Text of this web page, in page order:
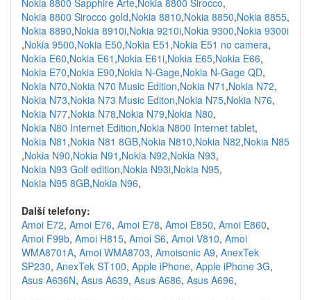
Nokia 8800 Sapphire Arte,Nokia 8800 Sirocco,
Nokia 8800 Sirocco gold,Nokia 8810,Nokia 8850,Nokia 8855,
Nokia 8890,Nokia 8910i,Nokia 9210i,Nokia 9300,Nokia 9300i
,Nokia 9500,Nokia E50,Nokia E51 ,Nokia E51 no camera,
Nokia E60,Nokia E61 ,Nokia E61i,Nokia E65,Nokia E66,
Nokia E70,Nokia E90,Nokia N-Gage,Nokia N-Gage QD,
Nokia N70,Nokia N70 Music Edition,Nokia N71 ,Nokia N72,
Nokia N73,Nokia N73 Music Editon,Nokia N75,Nokia N76,
Nokia N77,Nokia N78,Nokia N79,Nokia N80,
Nokia N80 Internet Edition,Nokia N800 Internet tablet,
Nokia N81 ,Nokia N81 8GB,Nokia N810,Nokia N82,Nokia N85
,Nokia N90,Nokia N91 ,Nokia N92,Nokia N93,
Nokia N93 Golf edition,Nokia N93i,Nokia N95,
Nokia N95 8GB,Nokia N96,
Další telefony:
Amoi E72, Amoi E76, Amoi E78, Amoi E850, Amoi E860,
Amoi F99b, Amoi H815, Amoi S6, Amoi V810, Amoi
WMA8701A, Amoi WMA8703, Amoisonic A9, AnexTek
SP230, AnexTek ST100, Apple iPhone, Apple iPhone 3G,
Asus A636N, Asus A639, Asus A686, Asus A696,